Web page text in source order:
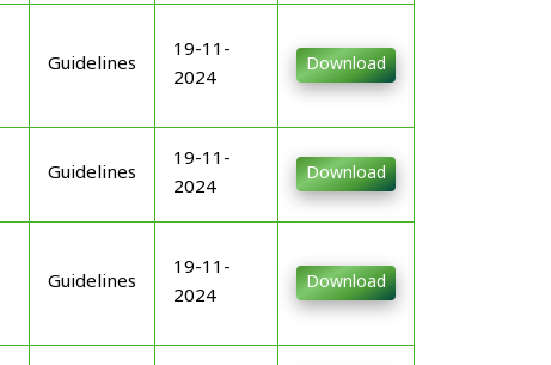
Guidelines
19-11-
2024
Download
Guidelines
19-11-
2024
Download
Guidelines
19-11-
2024
Download